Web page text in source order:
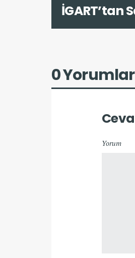
İGART’tan
0 Yorumlar
Yorum